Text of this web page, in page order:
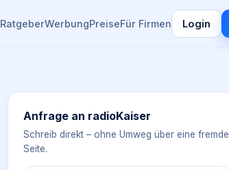
RatgeberWerbungPreiseFür Firmen Login
Anfrage an radioKaiser
Schreib direkt – ohne Umweg über eine fremde
Seite.